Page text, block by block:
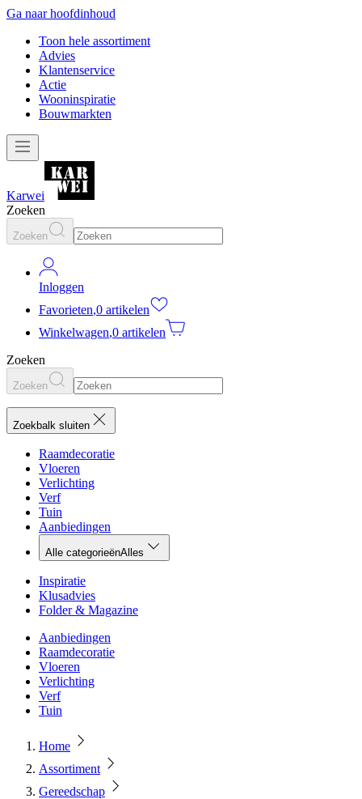
Ga naar hoofdinhoud
Toon hele assortiment
Advies
Klantenservice
Actie
Wooninspiratie
Bouwmarkten
Karwei
Zoeken
Zoeken
Inloggen
Favorieten,0 artikelen
Winkelwagen,0 artikelen
Zoeken
Zoeken
Zoekbalk sluiten
Raamdecoratie
Vloeren
Verlichting
Verf
Tuin
Aanbiedingen
Alle categorieënAlles
Inspiratie
Klusadvies
Folder & Magazine
Aanbiedingen
Raamdecoratie
Vloeren
Verlichting
Verf
Tuin
Home
Assortiment
Gereedschap